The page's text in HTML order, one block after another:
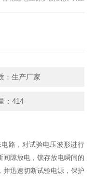
：生产厂家
：414
路，对试验电压波形进行
间隙放电，锁存放电瞬间的
并迅速切断试验电源，保护